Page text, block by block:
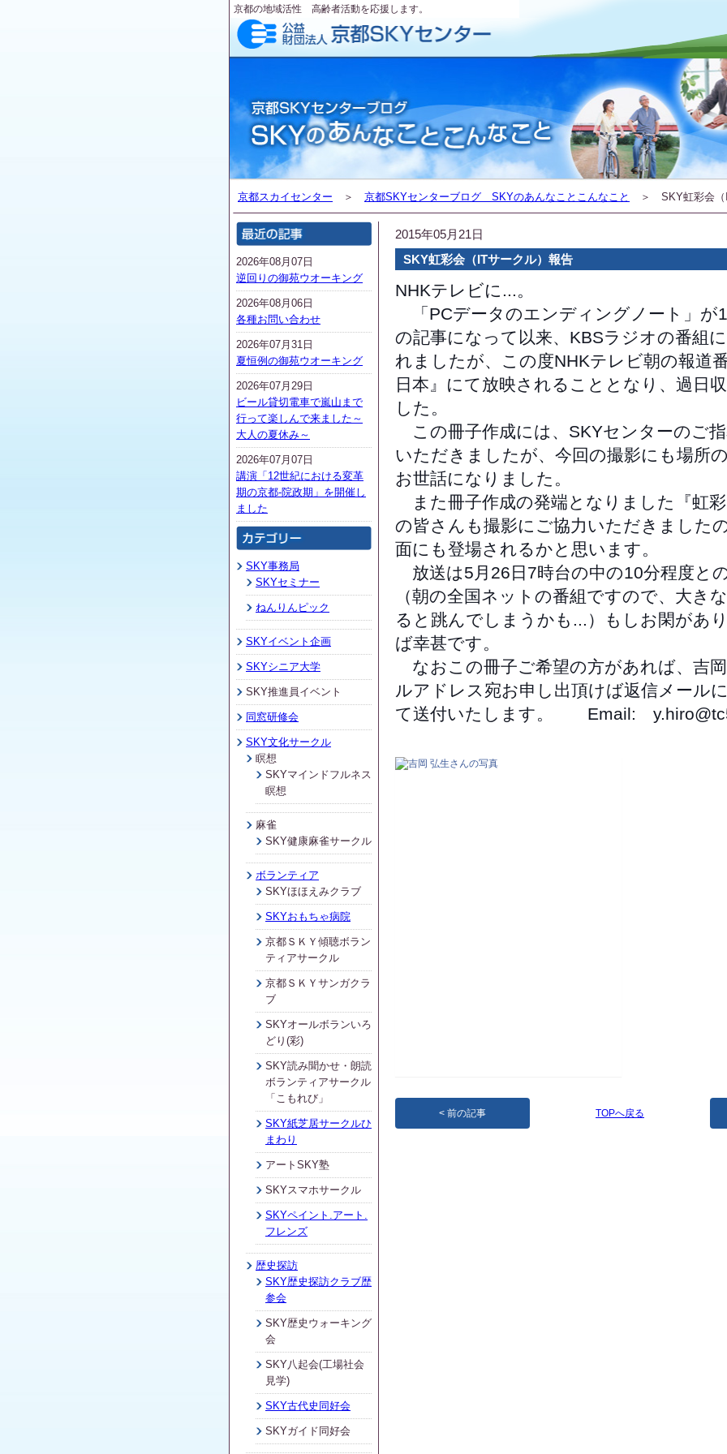
京都の地域活性 高齢者活動を応援します。
京都スカイセンター ＞ 京都SKYセンターブログ SKYのあんなことこんなこと ＞ SKY虹彩会（
2026年08月07日
逆回りの御苑ウオーキング
2026年08月06日
各種お問い合わせ
2026年07月31日
夏恒例の御苑ウオーキング
2026年07月29日
ビール貸切電車で嵐山まで
行って楽しんで来ました～
大人の夏休み～
2026年07月07日
講演「12世紀における変革
期の京都-院政期」を開催し
ました
SKY事務局
SKYセミナー
ねんりんピック
SKYイベント企画
SKYシニア大学
SKY推進員イベント
同窓研修会
SKY文化サークル
瞑想
SKYマインドフルネス
瞑想
麻雀
SKY健康麻雀サークル
ボランティア
SKYほほえみクラブ
SKYおもちゃ病院
京都ＳＫＹ傾聴ボラン
ティアサークル
京都ＳＫＹサンガクラ
ブ
SKYオールボランいろ
どり(彩)
SKY読み聞かせ・朗読
ボランティアサークル
「こもれび」
SKY紙芝居サークルひ
まわり
アートSKY塾
SKYスマホサークル
SKYペイント.アート.
フレンズ
歴史探訪
SKY歴史探訪クラブ歴
参会
SKY歴史ウォーキング
会
SKY八起会(工場社会
見学)
SKY古代史同好会
SKYガイド同好会
2015年05月21日
SKY虹彩会（ITサークル）報告
NHKテレビに...。
「PCデータのエンディングノート」が
の記事になって以来、KBSラジオの番組
れましたが、この度NHKテレビ朝の報道
日本』にて放映されることとなり、過日
した。
この冊子作成には、SKYセンターのご
いただきましたが、今回の撮影にも場所
お世話になりました。
また冊子作成の発端となりました『虹
の皆さんも撮影にご協力いただきました
面にも登場されるかと思います。
放送は5月26日7時台の中の10分程度と
（朝の全国ネットの番組ですので、大き
ると跳んでしまうかも...）もしお閑があ
ば幸甚です。
なおこの冊子ご希望の方があれば、吉
ルアドレス宛お申し出頂けば返信メール
て送付いたします。 Email:
前の記事 TOPへ戻る